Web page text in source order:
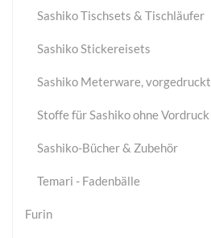
Sashiko Tischsets & Tischläufer
Sashiko Stickereisets
Sashiko Meterware, vorgedruckt
Stoffe für Sashiko ohne Vordruck
Sashiko-Bücher & Zubehör
Temari - Fadenbälle
Furin